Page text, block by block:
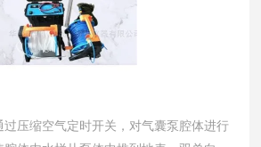
压缩空气定时开关，对气囊泵腔体进行